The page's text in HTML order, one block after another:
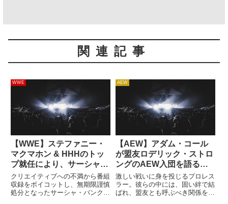
関連記事
WWE
【WWE】ステファニー・
マクマホン & HHHのトッ
プ就任により、サーシャ・
バンクス＆ナオミの復帰に
期待できるかも？
クリエイティブへの不満から番組
収録をボイコットし、無期限謹慎
処分となったサーシャ・バンクス
AEW
【AEW】アダム・コール
が盟友ロデリック・ストロ
ングのAEW入団を語る。
「これ以上ないほど興奮し
ている」
激しい戦いに身を投じるプロレス
ラー。彼らの中には、固い絆で結
ばれ、盟友とも呼ぶべき関係を築